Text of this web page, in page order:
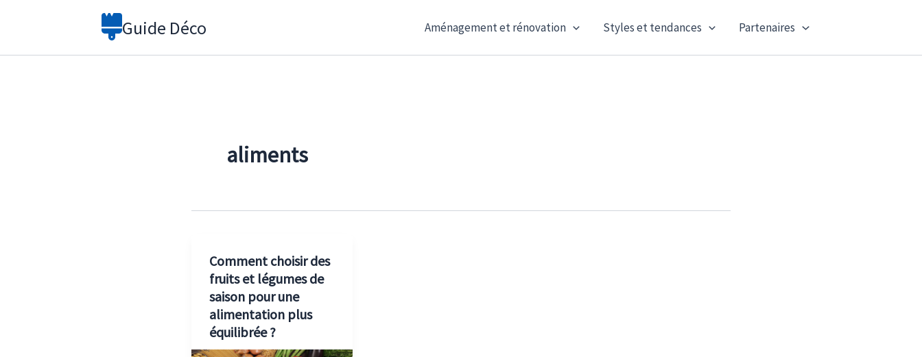
Guide Déco Aménagement et rénovation Styles et tendances Partenaires
aliments
Comment choisir des
fruits et légumes de
saison pour une
alimentation plus
équilibrée ?